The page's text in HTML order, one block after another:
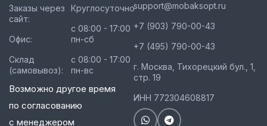
Заказы через
сайт:
Офис:
Склад
(самовывоз):
Круглосуточно
с 08:00 - 17:00
пн-сб
с 08:00 - 17:00
пн-вс
Возможно другое время
по согласованию
с менеджером
support@mobaksopt.ru
+7 (903) 790-00-43
+7 (495) 790-00-43
г. Москва, Тихорецкий бул., 1,
стр. 19
ИНН 772304608817